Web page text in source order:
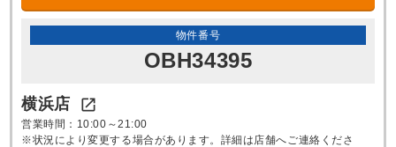
物件番号
OBH34395
横浜店 
営業時間：10:00～21:00
※状況により変更する場合があります。詳細は店舗へご連絡くださ